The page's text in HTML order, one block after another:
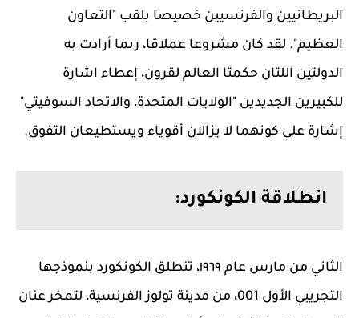
البريطانيين والفرنسيين خصيصا بلقب "التعاون
العظيم". لقد كان مشروعا عملاقا، ربما أرادت به
الدولتين اللتان حكمتا العالم لقرون، إعطاء اشارة
للكبيرين الجديدين "الولايات المتحدة، والاتحاد السوفيتي"
إشارة علي كونهما لا يزالان أقوياء ويستطيعان التفوق.
انطلاقة الكونكورد:
الثاني من مارس عام ١٩٦٩، تنطلق الكونكورد بنموذجها
التجريبي الأول 001، من مدينة تولوز الفرنسية، لتمخر عنان